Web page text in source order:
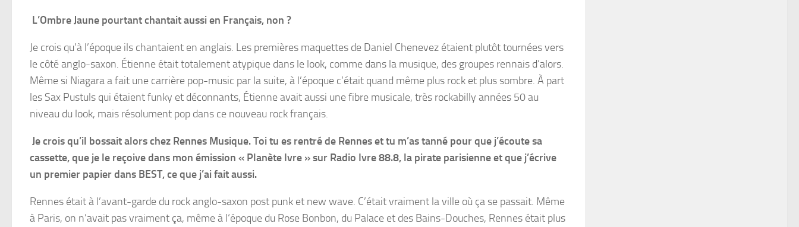
L’Ombre Jaune pourtant chantait aussi en Français, non ?
Je crois qu’à l’époque ils chantaient en anglais. Les premières maquettes de Daniel Chenevez étaient plutôt tournées vers
le côté anglo-saxon. Étienne était totalement atypique dans le look, comme dans la musique, des groupes rennais d’alors.
Même si Niagara a fait une carrière pop-music par la suite, à l’époque c’était quand même plus rock et plus sombre. À part
les Sax Pustuls qui étaient funky et déconnants, Étienne avait aussi une fibre musicale, très rockabilly années 50 au
niveau du look, mais résolument pop dans ce nouveau rock français.
Je crois qu’il bossait alors chez Rennes Musique. Toi tu es rentré de Rennes et tu m’as tanné pour que j’écoute sa
cassette, que je le reçoive dans mon émission « Planète Ivre » sur Radio Ivre 88.8, la pirate parisienne et que j’écrive
un premier papier dans BEST, ce que j’ai fait aussi.
Rennes était à l’avant-garde du rock anglo-saxon post punk et new wave. C’était vraiment la ville où ça se passait. Même
à Paris, on n’avait pas vraiment ça, même à l‘époque du Rose Bonbon, du Palace et des Bains-Douches, Rennes était plus